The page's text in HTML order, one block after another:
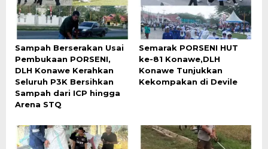
Sampah Berserakan Usai
Pembukaan PORSENI,
DLH Konawe Kerahkan
Seluruh P3K Bersihkan
Sampah dari ICP hingga
Arena STQ
Semarak PORSENI HUT
ke-81 Konawe,DLH
Konawe Tunjukkan
Kekompakan di Devile